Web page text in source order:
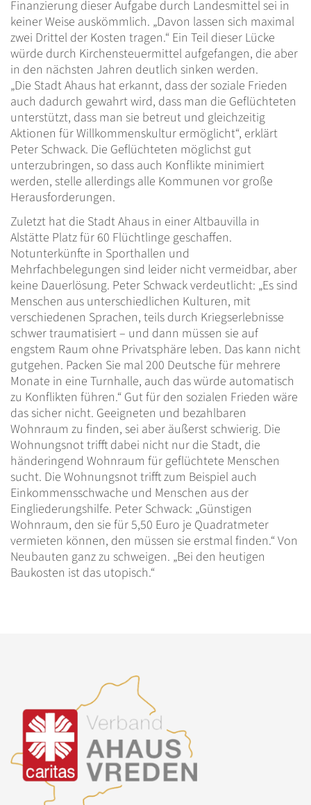
Finanzierung dieser Aufgabe durch Landesmittel sei in
keiner Weise auskömmlich. „Davon lassen sich maximal
zwei Drittel der Kosten tragen.“ Ein Teil dieser Lücke
würde durch Kirchensteuermittel aufgefangen, die aber
in den nächsten Jahren deutlich sinken werden.
„Die Stadt Ahaus hat erkannt, dass der soziale Frieden
auch dadurch gewahrt wird, dass man die Geflüchteten
unterstützt, dass man sie betreut und gleichzeitig
Aktionen für Willkommenskultur ermöglicht“, erklärt
Peter Schwack. Die Geflüchteten möglichst gut
unterzubringen, so dass auch Konflikte minimiert
werden, stelle allerdings alle Kommunen vor große
Herausforderungen.
Zuletzt hat die Stadt Ahaus in einer Altbauvilla in
Alstätte Platz für 60 Flüchtlinge geschaffen.
Notunterkünfte in Sporthallen und
Mehrfachbelegungen sind leider nicht vermeidbar, aber
keine Dauerlösung. Peter Schwack verdeutlicht: „Es sind
Menschen aus unterschiedlichen Kulturen, mit
verschiedenen Sprachen, teils durch Kriegserlebnisse
schwer traumatisiert – und dann müssen sie auf
engstem Raum ohne Privatsphäre leben. Das kann nicht
gutgehen. Packen Sie mal 200 Deutsche für mehrere
Monate in eine Turnhalle, auch das würde automatisch
zu Konflikten führen.“ Gut für den sozialen Frieden wäre
das sicher nicht. Geeigneten und bezahlbaren
Wohnraum zu finden, sei aber äußerst schwierig. Die
Wohnungsnot trifft dabei nicht nur die Stadt, die
händeringend Wohnraum für geflüchtete Menschen
sucht. Die Wohnungsnot trifft zum Beispiel auch
Einkommensschwache und Menschen aus der
Eingliederungshilfe. Peter Schwack: „Günstigen
Wohnraum, den sie für 5,50 Euro je Quadratmeter
vermieten können, den müssen sie erstmal finden.“ Von
Neubauten ganz zu schweigen. „Bei den heutigen
Baukosten ist das utopisch.“